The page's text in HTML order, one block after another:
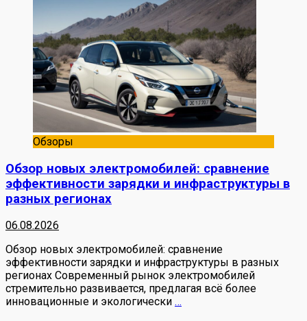
Обзоры
Обзор новых электромобилей: сравнение
эффективности зарядки и инфраструктуры в
разных регионах
06.08.2026
Обзор новых электромобилей: сравнение
эффективности зарядки и инфраструктуры в разных
регионах Современный рынок электромобилей
стремительно развивается, предлагая всё более
инновационные и экологически …